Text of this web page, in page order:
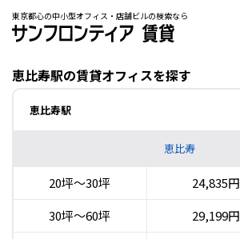
東京都心の中小型オフィス・店舗ビルの検索なら
恵比寿駅の賃貸オフィスを探す
恵比寿駅
恵比寿
20坪〜30坪 24,835円
30坪〜60坪
29,199円